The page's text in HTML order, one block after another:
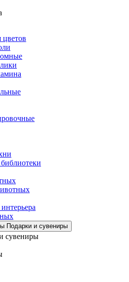
цветов
Подарки и сувениры